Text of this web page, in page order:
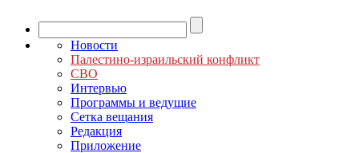
Новости
Палестино-израильский конфликт
СВО
Интервью
Программы и ведущие
Сетка вещания
Редакция
Приложение